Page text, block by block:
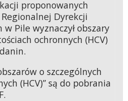
proponowanych
Dyrekcji
Pile wyznaczył obszary
ochronnych (HCV)
o szczególnych
(HCV)” są do pobrania